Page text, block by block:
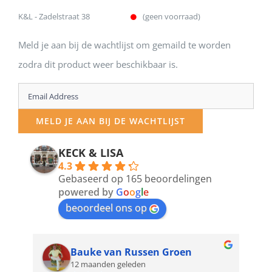
K&L - Zadelstraat 38 (geen voorraad)
Meld je aan bij de wachtlijst om gemaild te worden
zodra dit product weer beschikbaar is.
Enter
your
email
address
MELD JE AAN BIJ DE WACHTLIJST
KECK & LISA
4.3
Gebaseerd op 165 beoordelingen
powered by Google
beoordeel ons op
Bauke van Russen Groen
12 maanden geleden